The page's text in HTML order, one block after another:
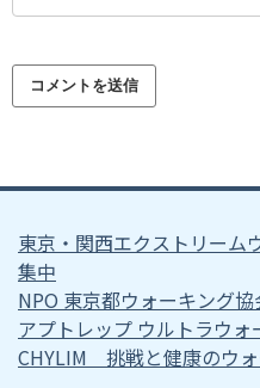
東京・関西エクストリーム
集中
NPO 東京都ウォーキング協
アプトレップ ウルトラウォ
CHYLIM 挑戦と健康のウ